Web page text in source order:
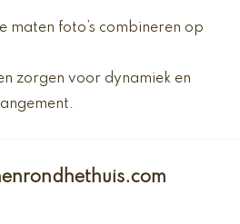
maten foto’s combineren op
zorgen voor dynamiek en